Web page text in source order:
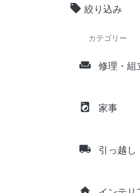
local_offer 絞り込み
カテゴリー
weekend 修理・組
local_laundry_service 家事
local_shipping 引っ越し